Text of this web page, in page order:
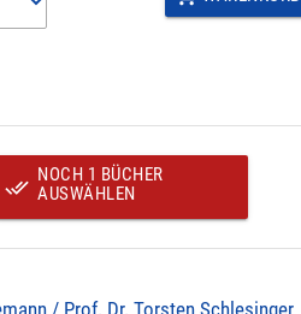
done_all
NOCH 1 BÜCHER
AUSWÄHLEN
/ Prof. Dr. Torsten Schlesinger